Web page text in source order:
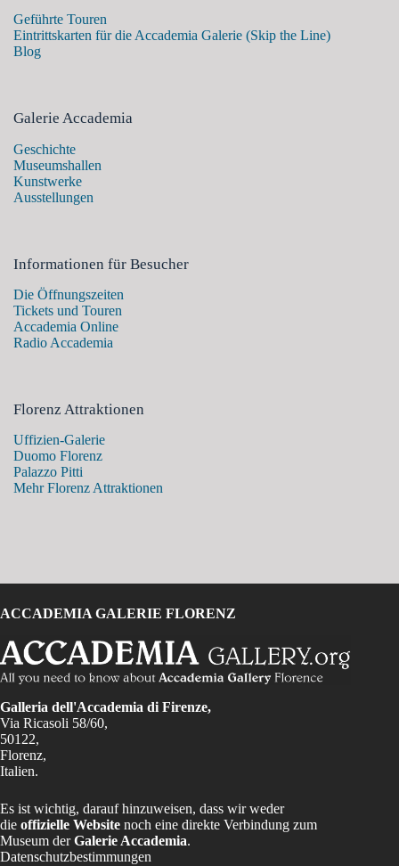
Geführte Touren
Eintrittskarten für die Accademia Galerie (Skip the Line)
Blog
Galerie Accademia
Geschichte
Museumshallen
Kunstwerke
Ausstellungen
Informationen für Besucher
Die Öffnungszeiten
Tickets und Touren
Accademia Online
Radio Accademia
Florenz Attraktionen
Uffizien-Galerie
Duomo Florenz
Palazzo Pitti
Mehr Florenz Attraktionen
ACCADEMIA GALERIE FLORENZ
Galleria dell'Accademia di Firenze,
Via Ricasoli 58/60,
50122,
Florenz,
Italien.
Es ist wichtig, darauf hinzuweisen, dass wir weder
die offizielle Website noch eine direkte Verbindung zum
Museum derGalerie Accademia.
Datenschutzbestimmungen